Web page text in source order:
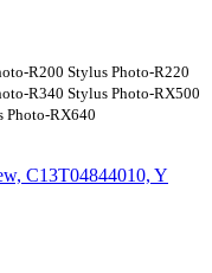
R200 Stylus Photo-R220
R340 Stylus Photo-RX500
Photo-RX640